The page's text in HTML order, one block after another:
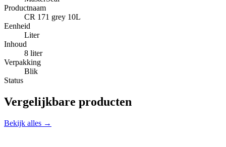
Productnaam
CR 171 grey 10L
Eenheid
Liter
Inhoud
8 liter
Verpakking
Blik
Status
Vergelijkbare producten
Bekijk alles →